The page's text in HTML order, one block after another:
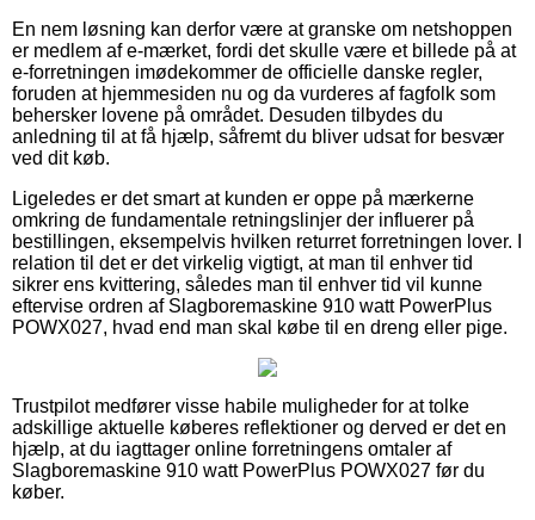
En nem løsning kan derfor være at granske om netshoppen
er medlem af e-mærket, fordi det skulle være et billede på at
e-forretningen imødekommer de officielle danske regler,
foruden at hjemmesiden nu og da vurderes af fagfolk som
behersker lovene på området. Desuden tilbydes du
anledning til at få hjælp, såfremt du bliver udsat for besvær
ved dit køb.
Ligeledes er det smart at kunden er oppe på mærkerne
omkring de fundamentale retningslinjer der influerer på
bestillingen, eksempelvis hvilken returret forretningen lover. I
relation til det er det virkelig vigtigt, at man til enhver tid
sikrer ens kvittering, således man til enhver tid vil kunne
eftervise ordren af Slagboremaskine 910 watt PowerPlus
POWX027, hvad end man skal købe til en dreng eller pige.
Trustpilot medfører visse habile muligheder for at tolke
adskillige aktuelle køberes reflektioner og derved er det en
hjælp, at du iagttager online forretningens omtaler af
Slagboremaskine 910 watt PowerPlus POWX027 før du
køber.